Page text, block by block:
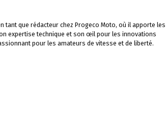
que rédacteur chez Progeco Moto, où il apporte les
expertise technique et son œil pour les innovations
pour les amateurs de vitesse et de liberté.